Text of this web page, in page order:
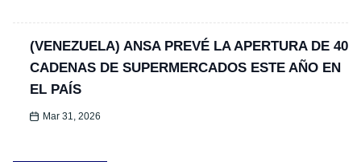
(VENEZUELA) ANSA PREVÉ LA APERTURA DE 40
CADENAS DE SUPERMERCADOS ESTE AÑO EN
EL PAÍS
Mar 31, 2026